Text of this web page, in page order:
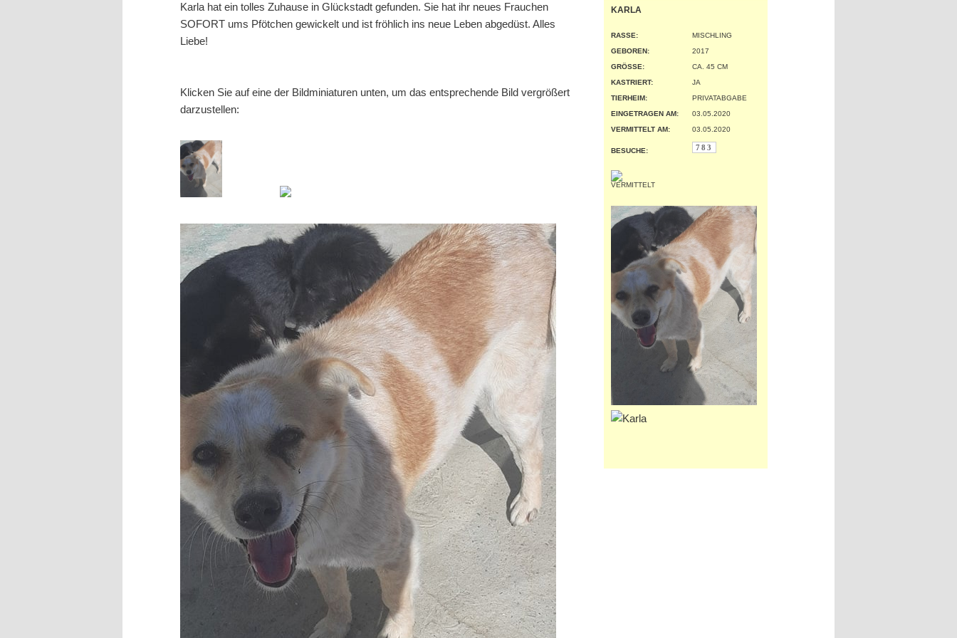
Karla hat ein tolles Zuhause in Glückstadt gefunden. Sie hat ihr neues Frauchen
SOFORT ums Pfötchen gewickelt und ist fröhlich ins neue Leben abgedüst. Alles
Liebe!
Klicken Sie auf eine der Bildminiaturen unten, um das entsprechende Bild vergrößert
darzustellen:
KARLA
RASSE:
MISCHLING
GEBOREN:
2017
GRÖSSE:
CA. 45 CM
KASTRIERT:
JA
TIERHEIM:
PRIVATABGABE
EINGETRAGEN AM:
03.05.2020
VERMITTELT AM:
03.05.2020
BESUCHE: 783